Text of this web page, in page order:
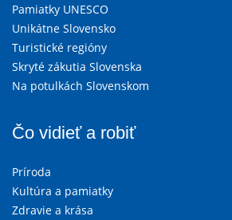
Pamiatky UNESCO
Unikátne Slovensko
Turistické regióny
Skryté zákutia Slovenska
Na potulkách Slovenskom
Čo vidieť a robiť
Príroda
Kultúra a pamiatky
Zdravie a krása